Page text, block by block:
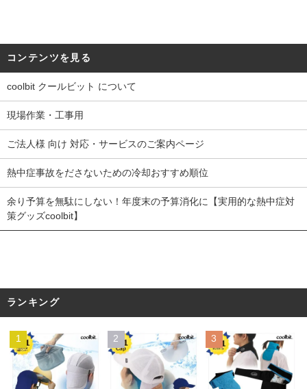
コンテンツを見る
coolbit クールビット について
現場作業・工事用
ご法人様 向け 対応・サービスのご案内ページ
熱中症事故をださないための冷却おすすめ順位
余り予算を無駄にしない！年度末の予算消化に【実用的な熱中症対
策グッズcoolbit】
ランキング
1 2 3